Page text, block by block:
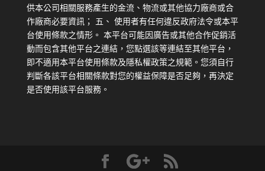
供本公司相關服務產生的金流、物流或其他協力廠商或合
作廠商必要資訊； 五、 使用者有任何違反政府法令或本平
台使用條款之情形。 本平台可能因廣告或其他合作促銷活
動而包含其他平台之連結，您點選該等連結至其他平台，
即不適用本平台使用條款及隱私權政策之規範。您須自行
判斷各該平台相關條款對您的權益保障是否足夠，再決定
是否使用該平台服務。